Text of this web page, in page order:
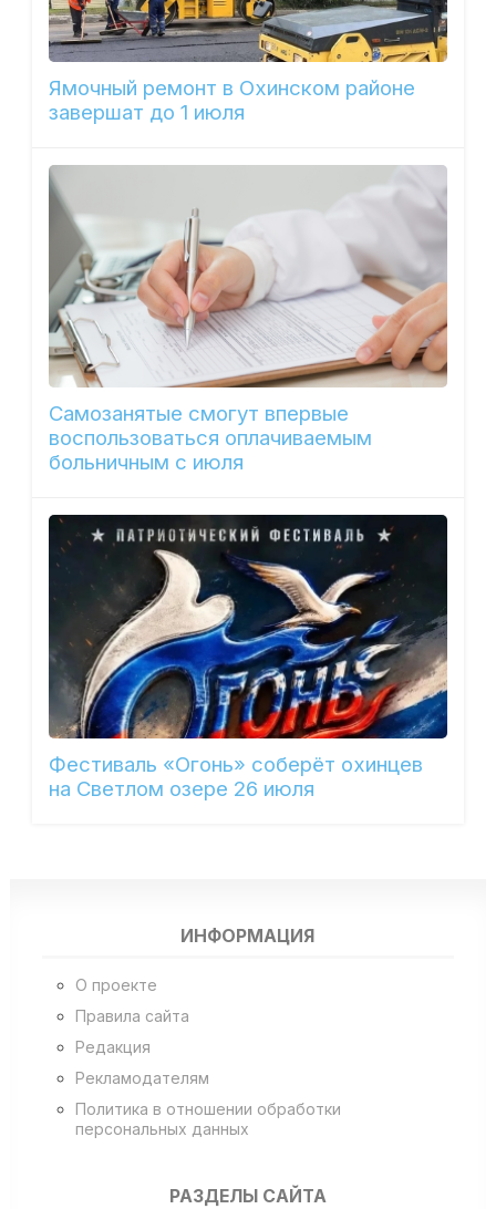
Ямочный ремонт в Охинском районе
завершат до 1 июля
Самозанятые смогут впервые
воспользоваться оплачиваемым
больничным с июля
Фестиваль «Огонь» соберёт охинцев
на Светлом озере 26 июля
ИНФОРМАЦИЯ
О проекте
Правила сайта
Редакция
Рекламодателям
Политика в отношении обработки
персональных данных
РАЗДЕЛЫ САЙТА